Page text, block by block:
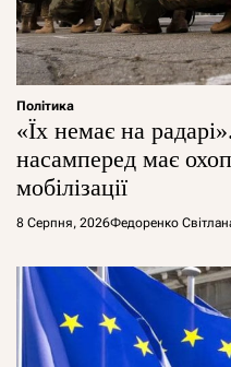
Політика
«Їх немає на
насамперед має
мобілізації
8 Серпня, 2026Федоренко